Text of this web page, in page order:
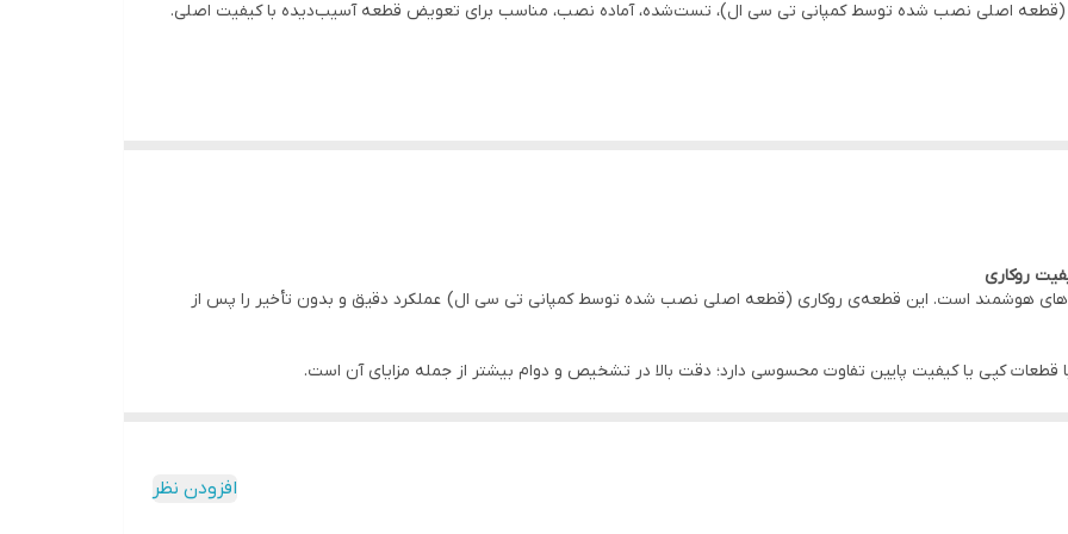
(قطعه اصلی نصب شده توسط کمپانی تی سی ال)، تست‌شده، آماده نصب، مناسب برای تعویض قطعه آسیب‌دیده با کیفیت اصلی.
هوشمند است. این قطعه‌ی روکاری (قطعه اصلی نصب شده توسط کمپانی تی سی ال) عملکرد دقیق و بدون تأخیر را پس از
کپی یا کیفیت پایین تفاوت محسوسی دارد؛ دقت بالا در تشخیص و دوام بیشتر از جمله مزایای آن است.
افزودن نظر